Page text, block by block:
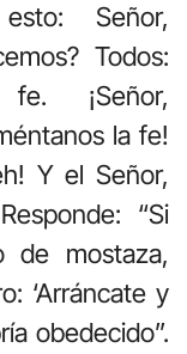
Señor,
Todos:
¡Señor,
la fe!
Y el Señor,
“Si
de mostaza,
‘Arráncate y
obedecido”.